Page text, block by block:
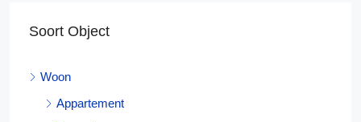
Soort Object
Woon
Appartement